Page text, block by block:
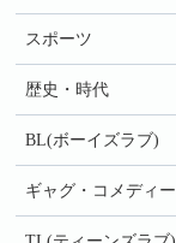
スポーツ
歴史・時代
BL(ボーイズラブ)
ギャグ・コメディー